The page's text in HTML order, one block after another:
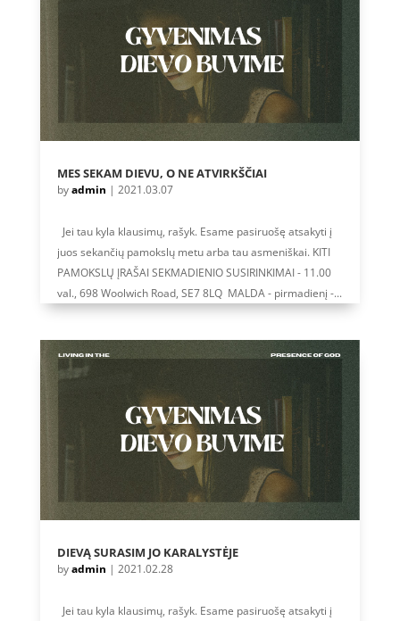
MES SEKAM DIEVU, O NE ATVIRKŠČIAI
byadmin | 2021.03.07
Jei tau kyla klausimų, rašyk. Esame pasiruošę atsakyti į
juos sekančių pamokslų metu arba tau asmeniškai. KITI
PAMOKSLŲ ĮRAŠAI SEKMADIENIO SUSIRINKIMAI - 11.00
val., 698 Woolwich Road, SE7 8LQ MALDA - pirmadienį -...
DIEVĄ SURASIM JO KARALYSTĖJE
byadmin | 2021.02.28
Jei tau kyla klausimų, rašyk. Esame pasiruošę atsakyti į